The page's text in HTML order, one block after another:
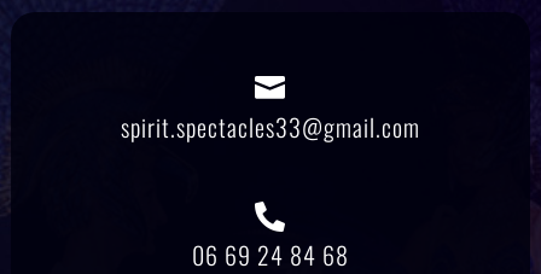

spirit.spectacles33@gmail.com

06 69 24 84 68